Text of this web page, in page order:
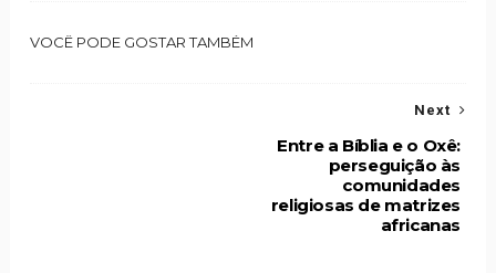
VOCÊ PODE GOSTAR TAMBÉM
Next
Entre a Bíblia e o Oxê:
perseguição às
comunidades
religiosas de matrizes
africanas